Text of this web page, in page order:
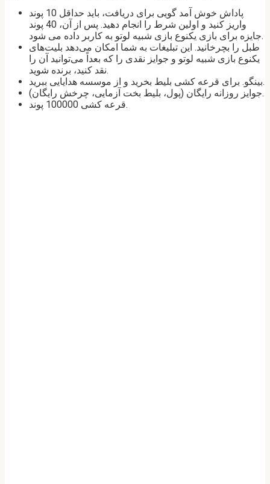
پاداش خوش آمد گویی برای دریافت، باید حداقل 10 پوند
واریز کنید و اولین شرط را انجام دهید. پس از آن، 40 پوند
جایزه برای بازی یکنوع بازی شبیه لوتو به کاربر داده می شود.
طبل را بچرخانید. این تبلیغات به شما امکان می‌دهد بلیت‌های
یکنوع بازی شبیه لوتو و جوایز نقدی را که بعداً می‌توانید آن را
نقد کنید، برنده شوید.
بینگو. برای قرعه کشی بلیط بخرید و از موسسه هدایایی ببرید.
جوایز روزانه رایگان (پول، بلیط بخت آزمایی، چرخش رایگان).
قرعه کشی 100000 پوند.